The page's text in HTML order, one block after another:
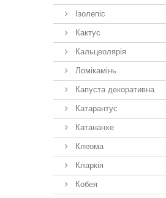
Ізолепіс
Кактус
Кальцеолярія
Ломікамінь
Капуста декоративна
Катарантус
Катананхе
Клеома
Кларкія
Кобея